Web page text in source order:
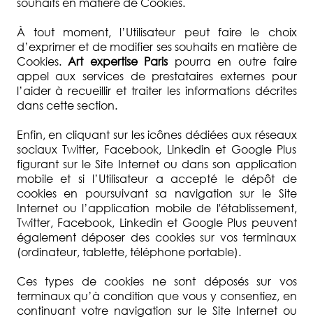
À tout moment, l’Utilisateur peut faire le choix
d’exprimer et de modifier ses souhaits en matière de
Cookies.Art expertise Paris pourra en outre faire
appel aux services de prestataires externes pour
l’aider à recueillir et traiter les informations décrites
dans cette section.
Enfin, en cliquant sur les icônes dédiées aux réseaux
sociaux Twitter, Facebook, Linkedin et Google Plus
figurant sur le Site Internet ou dans son application
mobile et si l’Utilisateur a accepté le dépôt de
cookies en poursuivant sa navigation sur le Site
Internet ou l’application mobile de l'établissement,
Twitter, Facebook, Linkedin et Google Plus peuvent
également déposer des cookies sur vos terminaux
(ordinateur, tablette, téléphone portable).
Ces types de cookies ne sont déposés sur vos
terminaux qu’à condition que vous y consentiez, en
continuant votre navigation sur le Site Internet ou